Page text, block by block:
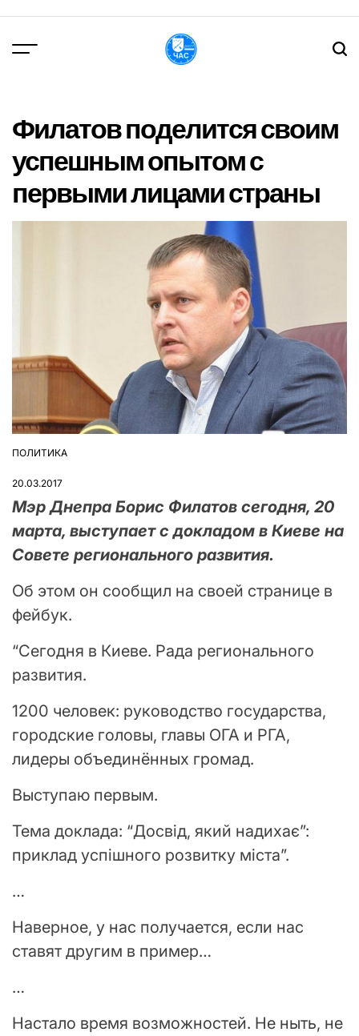
вмісту
Филатов поделится своим
успешным опытом с
первыми лицами страны
ОПУБЛІКУВАТИ
ПОЛИТИКА
20.03.2017
Мэр Днепра Борис Филатов сегодня, 20
марта, выступает с докладом в Киеве на
Совете регионального развития.
Об этом он сообщил на своей странице в
фейбук.
“Сегодня в Киеве. Рада регионального
развития.
1200 человек: руководство государства,
городские головы, главы ОГА и РГА,
лидеры объединённых громад.
Выступаю первым.
Тема доклада: “Досвід, який надихає”:
приклад успішного розвитку міста”.
…
Наверное, у нас получается, если нас
ставят другим в пример…
…
Настало время возможностей. Не ныть, не